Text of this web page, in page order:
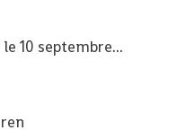
10 septembre...